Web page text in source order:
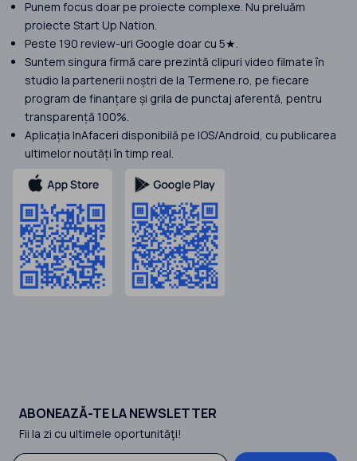
Punem focus doar pe proiecte complexe. Nu preluăm
proiecte Start Up Nation.
Peste 190 review-uri Google doar cu 5★.
Suntem singura firmă care prezintă clipuri video filmate în
studio la partenerii noștri de la Termene.ro, pe fiecare
program de finanțare și grila de punctaj aferentă, pentru
transparență 100%.
Aplicația InAfaceri disponibilă pe IOS/Android, cu publicarea
ultimelor noutăți în timp real.
ABONEAZĂ-TE LA NEWSLETTER
Fii la zi cu ultimele oportunităţi!